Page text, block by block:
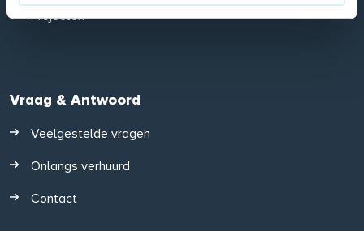
Projecten
Vraag & Antwoord
Veelgestelde vragen
Onlangs verhuurd
Contact